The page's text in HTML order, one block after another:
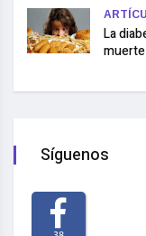
La
Síguenos